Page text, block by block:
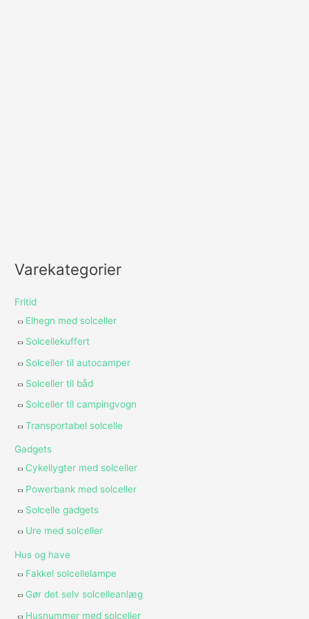
Varekategorier
Fritid
Elhegn med solceller
Solcellekuffert
Solceller til autocamper
Solceller til båd
Solceller til campingvogn
Transportabel solcelle
Gadgets
Cykellygter med solceller
Powerbank med solceller
Solcelle gadgets
Ure med solceller
Hus og have
Fakkel solcellelampe
Gør det selv solcelleanlæg
Husnummer med solceller